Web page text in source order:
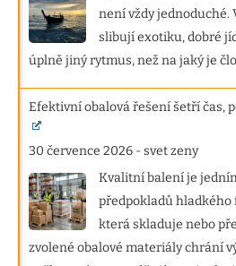
není vždy jednoduché.
slibují exotiku, dobré
úplně jiný rytmus, než na jaký je
Efektivní obalová řešení šetří čas,
30 července 2026 -svet zeny
Kvalitní balení je
předpokladů hladkého
která skladuje nebo
zvolené obalové materiály chrání